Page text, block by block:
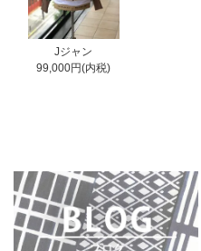
Jジャン
99,000円(内税)